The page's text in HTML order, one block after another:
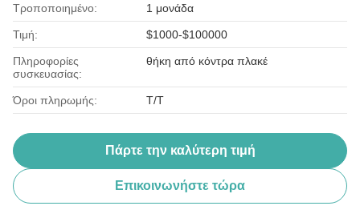
Τροποποιημένο: 1 μονάδα
Τιμή: $1000-$100000
Πληροφορίες
συσκευασίας:
θήκη από κόντρα πλακέ
Όροι πληρωμής: T/T
Πάρτε την καλύτερη τιμή
Επικοινωνήστε τώρα